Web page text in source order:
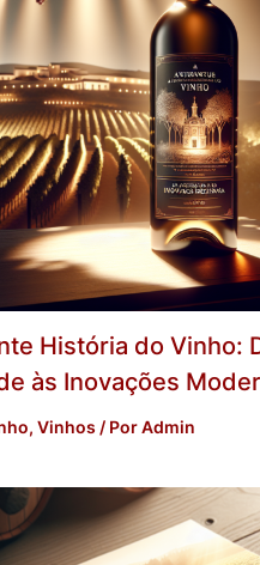
História do Vinho:
às Inovações
, Vinhos / PorAdmin